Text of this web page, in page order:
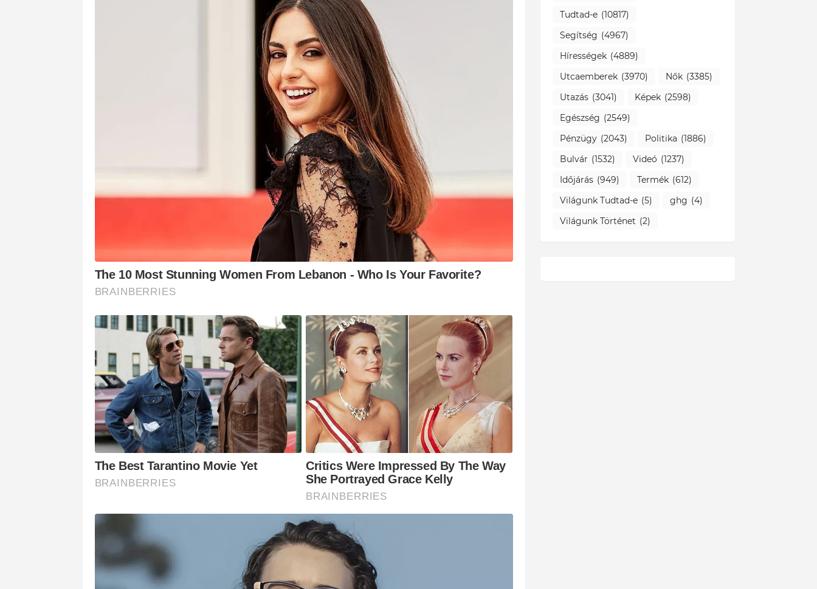
Tudtad-e (10817)
Segítség (4967)
Hírességek (4889)
Utcaemberek (3970) Nők (3385)
Utazás (3041) Képek (2598)
Egészség (2549)
Pénzügy (2043) Politika (1886)
Bulvár (1532) Videó (1237)
Időjárás (949) Termék (612)
Világunk Tudtad-e (5) ghg (4)
Világunk Történet (2)